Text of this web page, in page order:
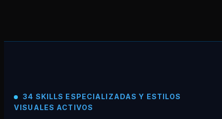
34 SKILLS ESPECIALIZADAS Y ESTILOS
VISUALES ACTIVOS